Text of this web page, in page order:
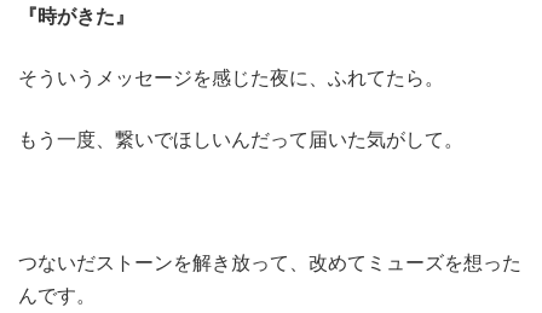
『時がきた』
そういうメッセージを感じた夜に、ふれてたら。
もう一度、繋いでほしいんだって届いた気がして。
つないだストーンを解き放って、改めてミューズを想った
んです。